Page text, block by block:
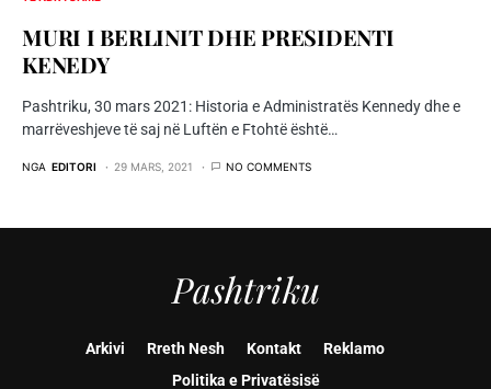
MURI I BERLINIT DHE PRESIDENTI
KENEDY
Pashtriku, 30 mars 2021: Historia e Administratës Kennedy dhe e
marrëveshjeve të saj në Luftën e Ftohtë është…
NGA EDITORI 29 MARS, 2021 NO COMMENTS
Pashtriku
Arkivi Rreth Nesh Kontakt
Reklamo
Politika e Privatësisë